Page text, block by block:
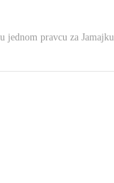
pravcu za Jamajku.